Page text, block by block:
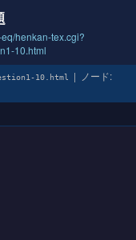
henkan-tex.cgi?
10.html
10.html
| ノード: